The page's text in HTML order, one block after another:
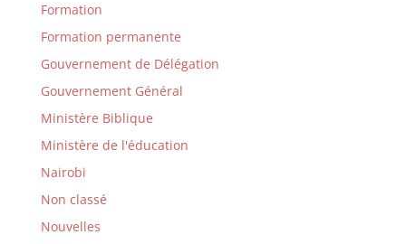
Formation
Formation permanente
Gouvernement de Délégation
Gouvernement Général
Ministère Biblique
Ministère de l'éducation
Nairobi
Non classé
Nouvelles